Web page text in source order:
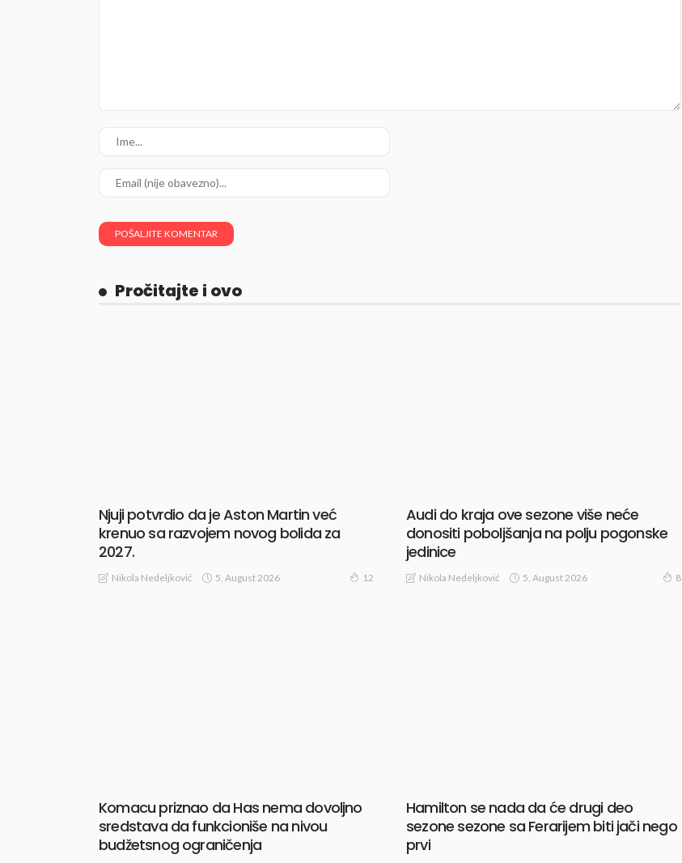
Pročitajte i ovo
Njuji potvrdio da je Aston Martin već
krenuo sa razvojem novog bolida za
2027.
Nikola Nedeljković 5, August 2026 12
Audi do kraja ove sezone više neće
donositi poboljšanja na polju pogonske
jedinice
Nikola Nedeljković 5, August 2026 8
Komacu priznao da Has nema dovoljno
sredstava da funkcioniše na nivou
budžetsnog ograničenja
Hamilton se nada da će drugi deo
sezone sezone sa Ferarijem biti jači nego
prvi